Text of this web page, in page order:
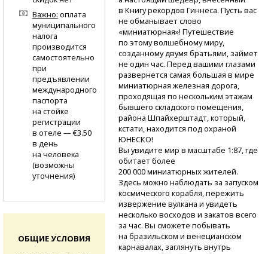
в Книгу рекордов Гиннеса. Пусть вас
не обманывает слово
«миниатюрная»! Путешествие
по этому волшебному миру,
созданному двумя братьями, займет
не один час. Перед вашими глазами
развернется самая большая в мире
миниатюрная железная дорога,
проходящая по нескольким этажам
бывшего складского помещения,
района Шпайхерштадт, который,
кстати, находится под охраной
ЮНЕСКО!
Вы увидите мир в масштабе 1:87, где
обитает более
200 000 миниатюрных жителей.
Здесь можно наблюдать за запуском
космического корабля, пережить
извержение вулкана и увидеть
несколько восходов и закатов всего
за час. Вы сможете побывать
на бразильском и венецианском
карнавалах, заглянуть внутрь
Важно: оплата
муниципального
налога
производится
самостоятельно
при
предъявлении
международного
паспорта
на стойке
регистрации
в отеле — €3.50
в день
на человека
(возможны
уточнения)
ОБЩИЕ УСЛОВИЯ